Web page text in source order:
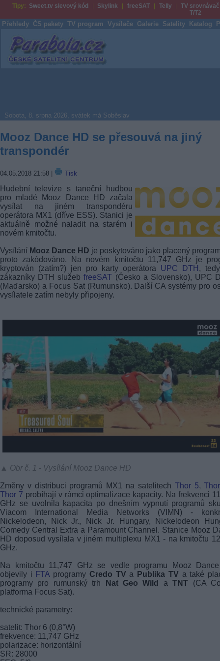
Tipy: Sweet.tv slevový kód Skylink freeSAT Telly
TV srovnávač
T/T2
Přehledy ČS pakety TV program Vysílače Galerie Satelity Katalog
Parabola.cz
Sobota, 8. srpna 2026, svátek má Soběslav
Mooz Dance HD se přesouvá na jiný
transpondér
04.05.2018 21:58 Tisk
Hudební televize s taneční hudbou
pro mladé Mooz Dance HD začala
vysílat na jiném transpondéru
operátora MX1 (dříve ESS). Stanici je
aktuálně možné naladit na starém i
novém kmitočtu.
Vysílání Mooz Dance HD je poskytováno jako placený
proto zakódováno. Na novém kmitočtu 11,747 GHz je
kryptován (zatím?) jen pro karty operátora UPC DTH ,
zákazníky DTH služebfreeSAT (Česko a Slovensko), UPC
(Maďarsko) a Focus Sat (Rumunsko). Další CA systémy pro
vysílatele zatím nebyly připojeny.
▲ Obr č. 1 - Vysílání Mooz Dance HD
Změny v distribuci programů MX1 na satelitech Thor 5,
Thor 7 probíhají v rámci optimalizace kapacity. Na frekvenci
GHz se uvolnila kapacita po dnešním vypnutí programů
Viacom International Media Networks (VIMN) -
Nickelodeon, Nick Jr., Nick Jr. Hungary, Nickelodeon
Comedy Central Extra a Paramount Channel. Stanice Mooz
HD doposud vysílala v jiném multiplexu MX1 - na kmitočtu
GHz.
Na kmitočtu 11,747 GHz se vedle programu Mooz
objevily i FTA programy Credo TVa Publika TVa také
programy pro rumunský trh
Nat Geo Wild aTNT (CA
platforma Focus Sat).
technické parametry:
satelit: Thor 6 (0,8°W)
frekvence: 11,747 GHz
polarizace: horizontální
SR: 28000